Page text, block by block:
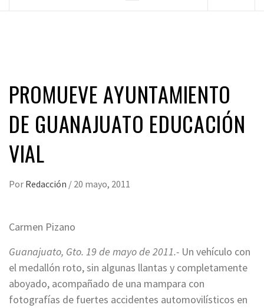
PROMUEVE AYUNTAMIENTO
DE GUANAJUATO EDUCACIÓN
VIAL
Por Redacción / 20 mayo, 2011
Carmen Pizano
Guanajuato, Gto. 19 de mayo de 2011.- Un vehículo con
el medallón roto, sin algunas llantas y completamente
aboyado, acompañado de una mampara con
fotografías de fuertes accidentes automovilísticos en